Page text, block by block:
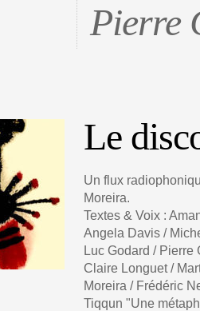
Pierre
Le
Un flux
Moreira.
Textes & Voix :
Angela Davis /
Luc Godard / Pierre
Claire Longuet /
Moreira / Frédéric
Tiqqun "Une